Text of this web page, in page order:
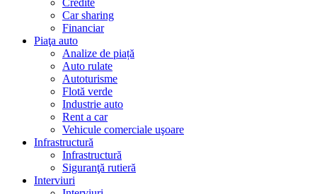
Credite
Car sharing
Financiar
Piaţa auto
Analize de piață
Auto rulate
Autoturisme
Flotă verde
Industrie auto
Rent a car
Vehicule comerciale uşoare
Infrastructură
Infrastructură
Siguranţă rutieră
Interviuri